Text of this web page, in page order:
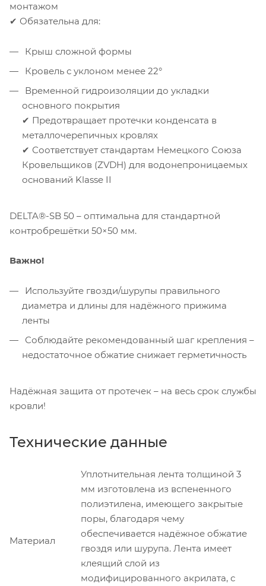
монтажом
✔ Обязательна для:
Крыш сложной формы
Кровель с уклоном менее 22°
Временной гидроизоляции до укладки
основного покрытия
✔ Предотвращает протечки конденсата в
металлочерепичных кровлях
✔ Соответствует стандартам Немецкого Союза
Кровельщиков (ZVDH) для водонепроницаемых
оснований Klasse II
DELTA®-SB 50 – оптимальна для стандартной
контробрешётки 50×50 мм.
Важно!
Используйте гвозди/шурупы правильного
диаметра и длины для надёжного прижима
ленты
Соблюдайте рекомендованный шаг крепления –
недостаточное обжатие снижает герметичность
Надёжная защита от протечек – на весь срок службы
кровли!
Технические данные
Материал
Уплотнительная лента толщиной 3
мм изготовлена из вспененного
полиэтилена, имеющего закрытые
поры, благодаря чему
обеспечивается надёжное обжатие
гвоздя или шурупа. Лента имеет
клеящий слой из
модифицированного акрилата, с